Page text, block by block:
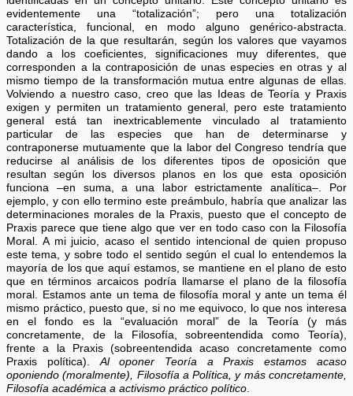
evidentemente una “totalización”; pero una totalización
característica, funcional, en modo alguno genérico-abstracta.
Totalización de la que resultarán, según los valores que vayamos
dando a los coeficientes, significaciones muy diferentes, que
corresponden a la contraposición de unas especies en otras y al
mismo tiempo de la transformación mutua entre algunas de ellas.
Volviendo a nuestro caso, creo que las Ideas de Teoría y Praxis
exigen y permiten un tratamiento general, pero este tratamiento
general está tan inextricablemente vinculado al tratamiento
particular de las especies que han de determinarse y
contraponerse mutuamente que la labor del Congreso tendría que
reducirse al análisis de los diferentes tipos de oposición que
resultan según los diversos planos en los que esta oposición
funciona –en suma, a una labor estrictamente analítica–. Por
ejemplo, y con ello termino este preámbulo, habría que analizar las
determinaciones morales de la Praxis, puesto que el concepto de
Praxis parece que tiene algo que ver en todo caso con la Filosofía
Moral. A mi juicio, acaso el sentido intencional de quien propuso
este tema, y sobre todo el sentido según el cual lo entendemos la
mayoría de los que aquí estamos, se mantiene en el plano de esto
que en términos arcaicos podría llamarse el plano de la filosofía
moral. Estamos ante un tema de filosofía moral y ante un tema él
mismo práctico, puesto que, si no me equivoco, lo que nos interesa
en el fondo es la “evaluación moral” de la Teoría (y más
concretamente, de la Filosofía, sobreentendida como Teoría),
frente a la Praxis (sobreentendida acaso concretamente como
Praxis política).Al oponer Teoría a Praxis estamos acaso
oponiendo (moralmente), Filosofía a Política, y más concretamente,
Filosofía académica a activismo práctico político.